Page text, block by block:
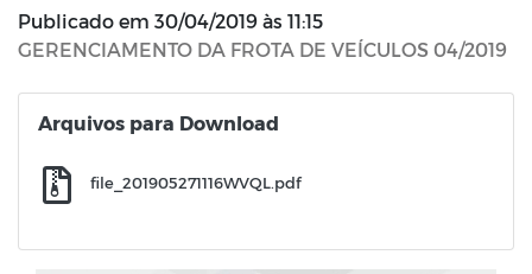
Publicado em 30/04/2019 às 11:15
GERENCIAMENTO DA FROTA DE VEÍCULOS 04/2019
Arquivos para Download
file_201905271116WVQL.pdf